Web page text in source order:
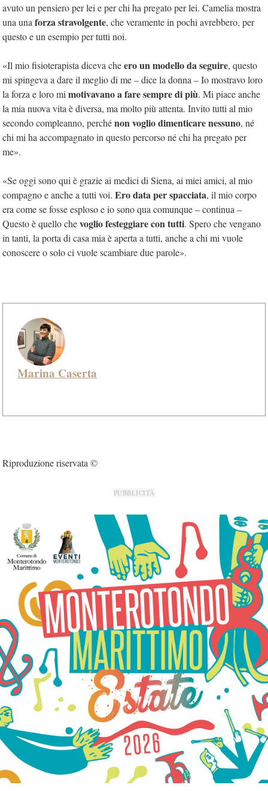
avuto un pensiero per lei e per chi ha pregato per lei. Camelia mostra
una una forza stravolgente, che veramente in pochi avrebbero, per
questo e un esempio per tutti noi.
«Il mio fisioterapista diceva cheero un modello da seguire, questo
mi spingeva a dare il meglio di me – dice la donna – Io mostravo loro
la forza e loro mi motivavano a fare sempre di più. Mi piace anche
la mia nuova vita è diversa, ma molto più attenta. Invito tutti al mio
secondo compleanno, perchénon voglio dimenticare nessuno, né
chi mi ha accompagnato in questo percorso né chi ha pregato per
me».
«Se oggi sono qui è grazie ai medici di Siena, ai miei amici, al mio
compagno e anche a tutti voi. Ero data per spacciata, il mio corpo
era come se fosse esploso e io sono qua comunque – continua –
Questo è quello chevoglio festeggiare con tutti. Spero che vengano
in tanti, la porta di casa mia è aperta a tutti, anche a chi mi vuole
conoscere o solo ci vuole scambiare due parole».
Marina Caserta
Riproduzione riservata ©
PUBBLICITÀ